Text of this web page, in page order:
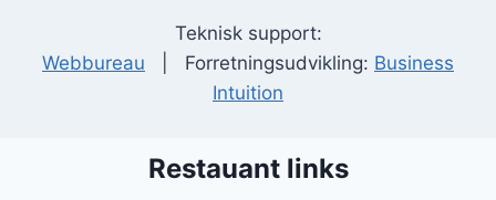
Teknisk support:
Webbureau | Forretningsudvikling: Business
Intuition
Restauant links